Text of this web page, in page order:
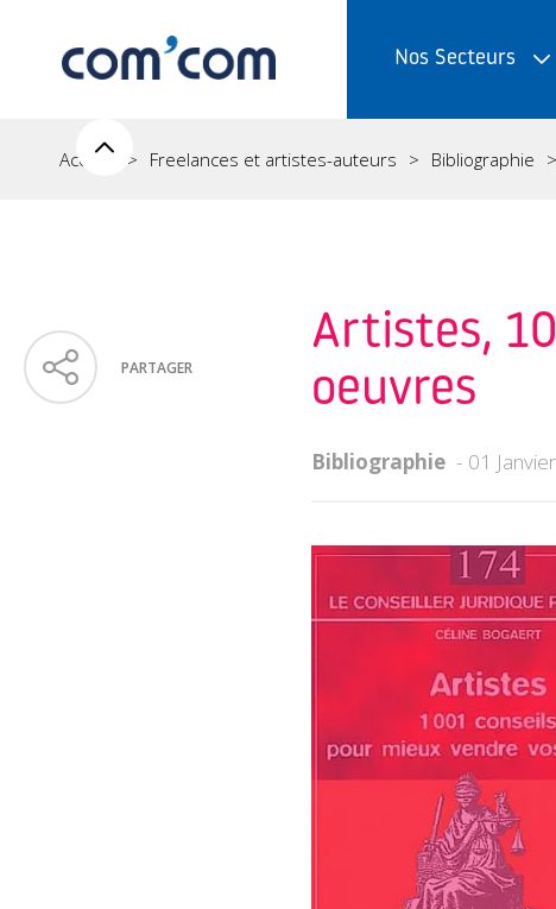
Nos Secteurs
Accueil Freelances et artistes-auteurs Bibliographie
Artistes,
oeuvres
Bibliographie 01
PARTAGER